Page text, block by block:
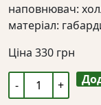
наповнювач:
матеріал:
Ціна 330 грн
Подушка
для